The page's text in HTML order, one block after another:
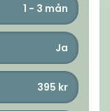
1 - 3 mån
Ja
395 kr